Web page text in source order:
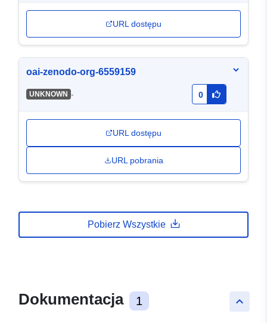
URL dostępu
oai-zenodo-org-6559159
UNKNOWN - 0
URL dostępu
URL pobrania
Pobierz Wszystkie
keyboard_arrow_up
Dokumentacja 1